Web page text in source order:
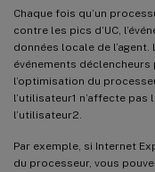
Chaque fois qu’un
contre les pics d’UC,
données locale de
événements
l’optimisation du
l’utilisateur1 n’affecte
l’utilisateur2.
Par exemple, si Internet
du processeur, vous